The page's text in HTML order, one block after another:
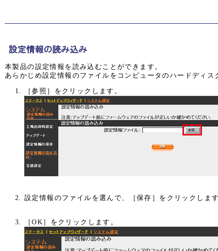
本製品の設定情報を読み込むことができます。
あらかじめ設定情報のファイルをコンピュータのハードディス
［参照］をクリックします。
設定情報のファイルを選んで、［保存］をクリックしま
［OK］をクリックします。